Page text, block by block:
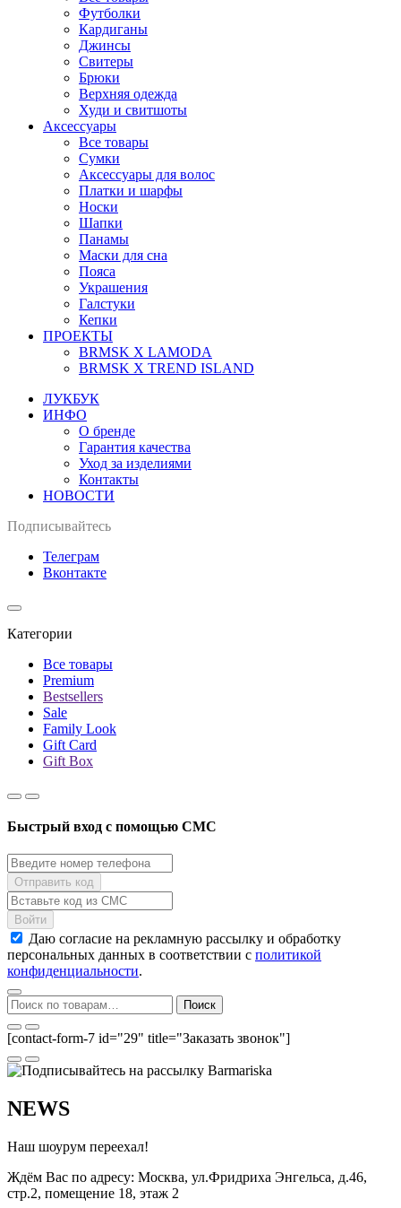
Футболки
Кардиганы
Джинсы
Свитеры
Брюки
Верхняя одежда
Худи и свитшоты
Аксессуары
Все товары
Сумки
Аксессуары для волос
Платки и шарфы
Носки
Шапки
Панамы
Маски для сна
Пояса
Украшения
Галстуки
Кепки
ПРОЕКТЫ
BRMSK X LAMODA
BRMSK X TREND ISLAND
ЛУКБУК
ИНФО
О бренде
Гарантия качества
Уход за изделиями
Контакты
НОВОСТИ
Подписывайтесь
Телеграм
Вконтакте
Категории
Все товары
Premium
Bestsellers
Sale
Family Look
Gift Card
Gift Box
Быстрый вход с помощью СМС
Даю согласие на рекламную рассылку и обработку
персональных данных в соответствии с политикой
конфиденциальности.
Искать: Поиск
[contact-form-7 id="29" title="Заказать звонок"]
NEWS
Наш шоурум переехал!
Ждём Вас по адресу: Москва, ул.Фридриха Энгельса, д.46,
стр.2, помещение 18, этаж 2